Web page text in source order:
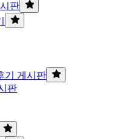
판
기 게시판
판